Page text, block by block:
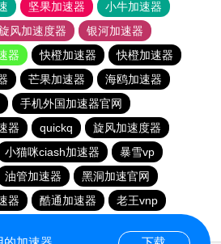
坚果加速器
小牛加速器
风加速度器
银河加速器
器 快橙加速器
快橙加速器
芒果加速器
海鸥加速器
手机外国加速器官网
器 quickq
旋风加速度器
小猫咪ciash加速器
暴雪vp
油管加速器
黑洞加速官网
器 酷通加速器
老王vnp